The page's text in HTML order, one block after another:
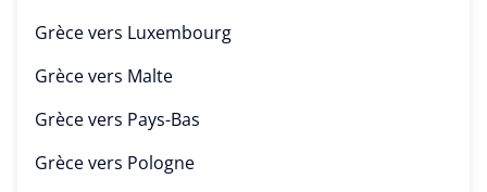
Grèce vers Luxembourg
Grèce vers Malte
Grèce vers Pays-Bas
Grèce vers Pologne